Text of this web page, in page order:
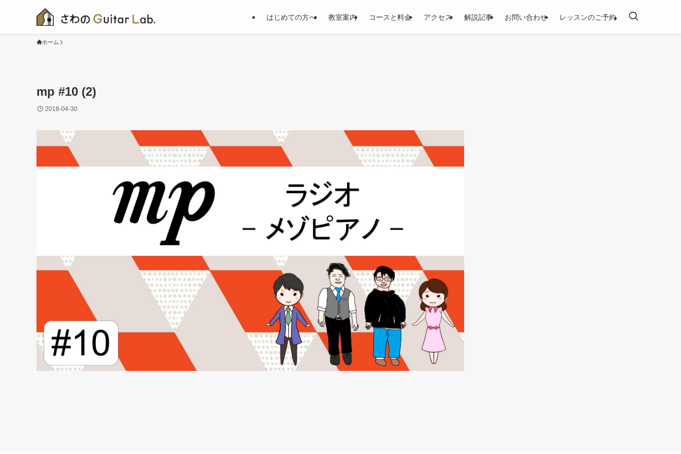
はじめての方へ 教室案内 コースと料金 アクセス 解説記事 お問い合わせ レッスンのご予約
ホーム
mp #10 (2)
2018-04-30